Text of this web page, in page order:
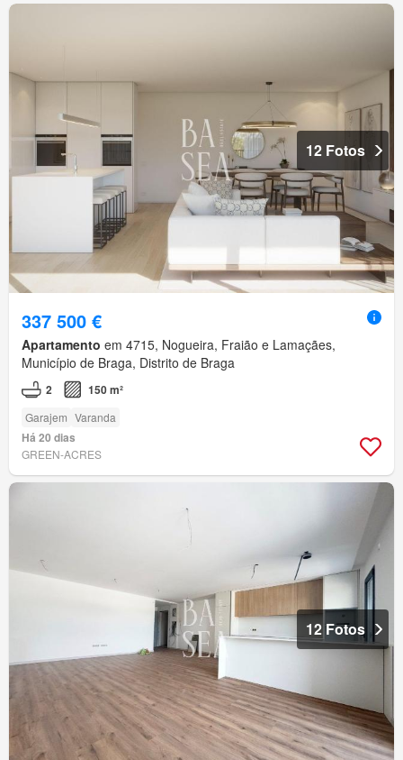
12 Fotos
337 500 €
Apartamento em 4715, Nogueira, Fraião e Lamaçães,
Município de Braga, Distrito de Braga
2 150 m²
Garajem Varanda
Há 20 dias
GREEN-ACRES
12 Fotos